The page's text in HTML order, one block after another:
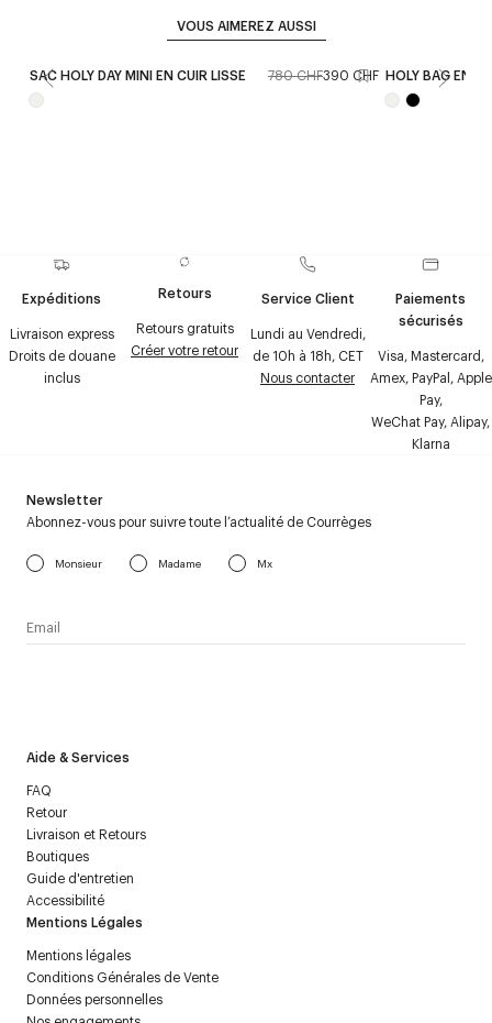
VOUS AIMEREZ AUSSI
SAC HOLY DAY MINI EN CUIR LISSE 780 CHF390 CHF HOLY BAG EN
Expéditions
Livraison express
Droits de douane
inclus
Retours
Retours gratuits
Créer votre retour
Service Client
Lundi au Vendredi,
de 10h à 18h, CET
Nous contacter
Paiements
sécurisés
Visa, Mastercard,
Amex, PayPal, Apple
Pay,
WeChat Pay, Alipay,
Klarna
Aide & Services
FAQ
Retour
Livraison et Retours
Boutiques
Guide d'entretien
Accessibilité
Mentions Légales
Mentions légales
Conditions Générales de Vente
Données personnelles
Newsletter
Abonnez-vous pour suivre toute l’actualité de Courrèges
Monsieur Madame Mx